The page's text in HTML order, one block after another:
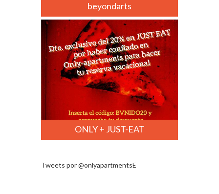
beyondarts
ONLY + JUST-EAT
Tweets por @onlyapartmentsE